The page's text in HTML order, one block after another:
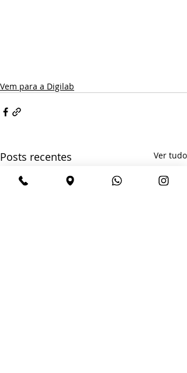
Vem para a Digilab
Posts recentes Ver tudo